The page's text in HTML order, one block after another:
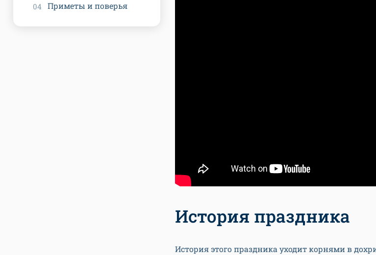
История праздника
История этого праздника уходит корнями в
Приметы и поверья